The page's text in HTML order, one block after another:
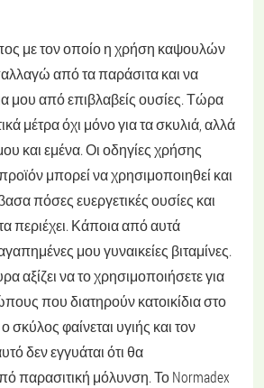
με τον οποίο η χρήση καψουλών
από τα παράσιτα και να
μου από επιβλαβείς ουσίες. Τώρα
μέτρα όχι μόνο για τα σκυλιά, αλλά
και εμένα. Οι οδηγίες χρήσης
μπορεί να χρησιμοποιηθεί και
πόσες ευεργετικές ουσίες και
περιέχει. Κάποια από αυτά
μου γυναικείες βιταμίνες.
αξίζει να το χρησιμοποιήσετε για
που διατηρούν κατοικίδια στο
σκύλος φαίνεται υγιής και τον
δεν εγγυάται ότι θα
παρασιτική μόλυνση. Το Normadex